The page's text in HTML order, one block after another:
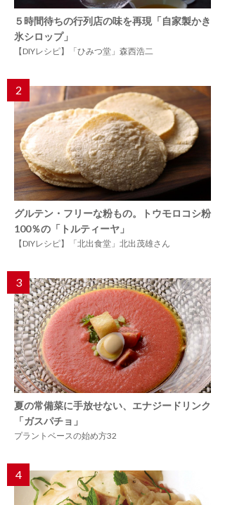
５時間待ちの行列店の味を再現「自家製かき
氷シロップ」
【DIYレシピ】「ひみつ堂」森西浩二
2
グルテン・フリーな粉もの。トウモロコシ粉
100％の「トルティーヤ」
【DIYレシピ】「北出食堂」北出茂雄さん
3
夏の常備菜に手放せない、エナジードリンク
「ガスパチョ」
プラントベースの始め方32
4